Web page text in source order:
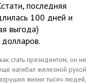
последняя
100 дней и
выгода)
стать президентом, он не
нагибал железной рукой
жизни тысяч людей,